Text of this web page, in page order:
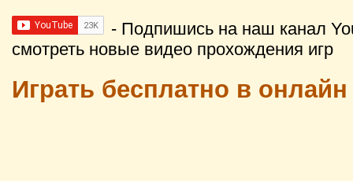
- Подпишись на наш канал
смотреть новые видео прохождения игр
Играть бесплатно в